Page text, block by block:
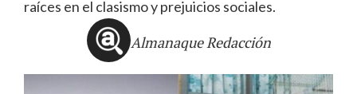
raíces en el clasismo y prejuicios sociales.
Almanaque Redacción